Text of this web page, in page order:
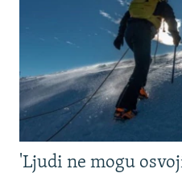
'Ljudi ne mogu